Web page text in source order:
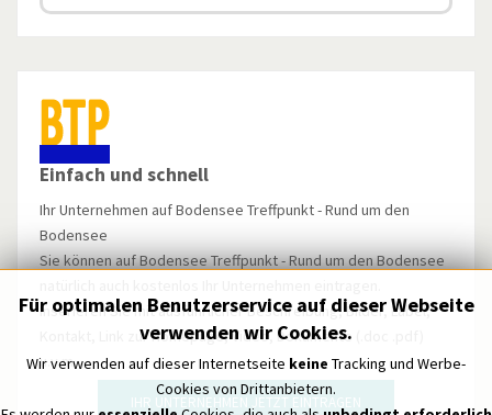
Einfach und schnell
Ihr Unternehmen auf Bodensee Treffpunkt - Rund um den
Bodensee
Sie können auf Bodensee Treffpunkt - Rund um den Bodensee
Inserieren Sie mit ausführlicher Beschreibung, Bilder, Label,
Kontakt, Link zur Homepage, Video, Dokumente (.doc .pdf)
u.v.m.
IHR UNTERNEHMEN JETZT EINTRAGEN
Für optimalen Benutzerservice auf dieser Webseite
verwenden wir Cookies.
Wir verwenden auf dieser Internetseite keine Tracking und Werbe-
Cookies von Drittanbietern.